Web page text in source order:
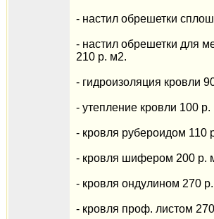
- настил обрешетки
- настил обрешетки для
210 р. м2.
- гидроизоляция кровли
- утепление кровли 100 р.
- кровля рубероидом 110
- кровля шифером 200 р.
- кровля ондулином 270
- кровля проф. листом